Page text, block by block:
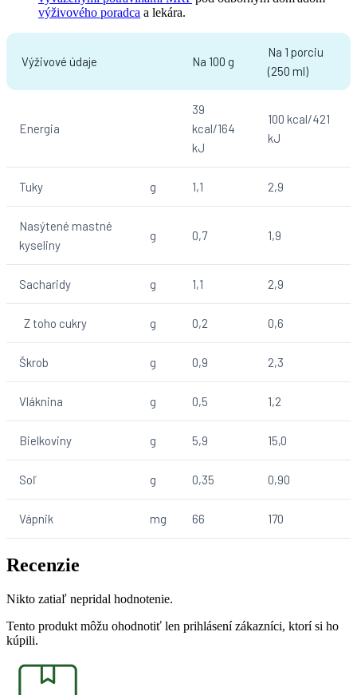
výživového poradca a lekára.
Výživové údaje Na 100 g
Na 1 porciu
(250 ml)
Energia
39
kcal/164
kJ
100 kcal/421
kJ
Tuky g 1,1 2,9
Nasýtené mastné
kyseliny
g 0,7 1,9
Sacharidy g 1,1 2,9
Z toho cukry g 0,2 0,6
Škrob g 0,9 2,3
Vláknina g 0,5 1,2
Bielkoviny g 5,9 15,0
Soľ g 0,35 0,90
Vápnik mg 66 170
Recenzie
Nikto zatiaľ nepridal hodnotenie.
Tento produkt môžu ohodnotiť len prihlásení zákazníci, ktorí si ho
kúpili.